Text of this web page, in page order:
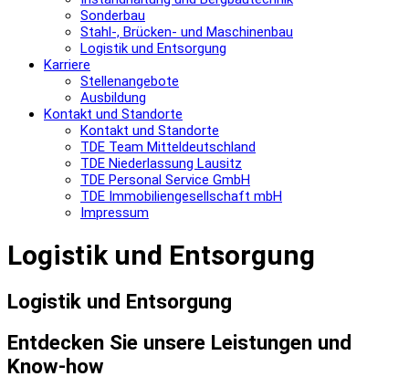
Sonderbau
Stahl-, Brücken- und Maschinenbau
Logistik und Entsorgung
Karriere
Stellenangebote
Ausbildung
Kontakt und Standorte
Kontakt und Standorte
TDE Team Mitteldeutschland
TDE Niederlassung Lausitz
TDE Personal Service GmbH
TDE Immobiliengesellschaft mbH
Impressum
Logistik und Entsorgung
Logistik und Entsorgung
Entdecken Sie unsere Leistungen und
Know-how